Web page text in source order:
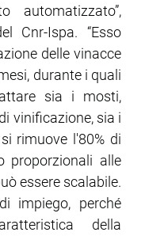
automatizzato”,
Cnr-Ispa. “Esso
delle vinacce
durante i quali
sia i mosti,
vinificazione, sia i
rimuove l'80% di
proporzionali alle
essere scalabile.
impiego, perché
della